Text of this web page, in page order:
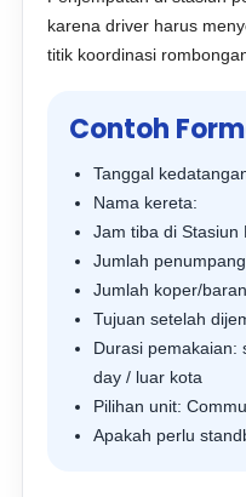
karena driver harus
titik koordinasi
Contoh
Tanggal
Nama kereta:
Jam tiba di Stasiun
Jumlah
Jumlah koper/
Tujuan setelah
Durasi pemakaian:
day / luar kota
Pilihan unit:
Apakah perlu